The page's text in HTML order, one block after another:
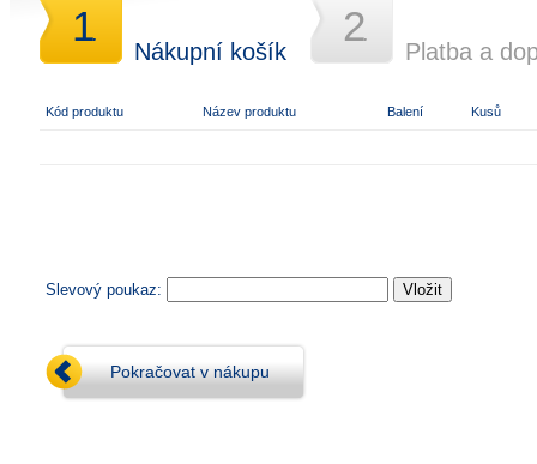
1.
Nákupní košík
2.
Platba a
Kód produktu Název produktu Balení Kusů
Slevový poukaz:
Pokračovat v nákupu